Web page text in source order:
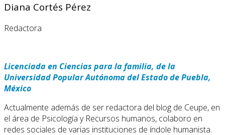
Diana Cortés Pérez
Redactora
Licenciada en Ciencias para la familia, de la
Universidad Popular Autónoma del Estado de Puebla,
México
Actualmente además de ser redactora del blog de Ceupe, en
el área de Psicología y Recursos humanos, colaboro en
redes sociales de varias instituciones de índole humanista.